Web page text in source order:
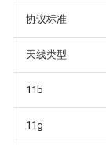
协议标准
天线类型
11b
11g